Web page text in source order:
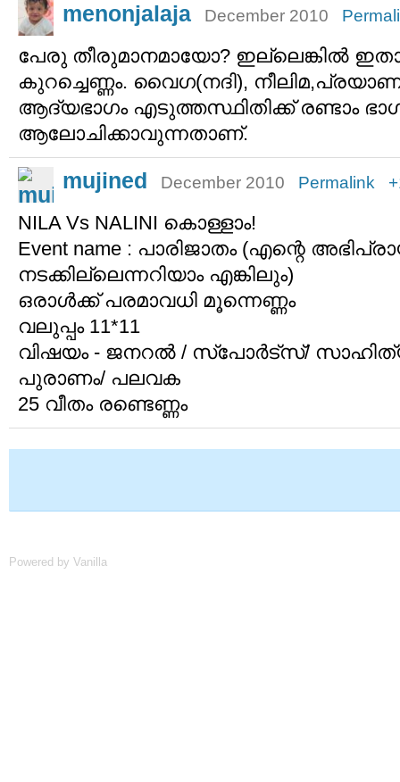
menonjalaja December 2010
പേരു തീരുമാനമായോ? ഇല്ലെങ്കില്‍ ഇതാ
കുറച്ചെണ്ണം. വൈഗ(നദി),
ആദ്യഭാഗം എടുത്തസ്ഥിതിക്ക് രണ്ടാം
ആലോചിക്കാവുന്നതാണ്.
mujined December 2010 Permalink
NILA Vs NALINI കൊള്ളാം!
Event name : പാരിജാതം (എന്റെ
നടക്കില്ലെന്നറിയാം എങ്കിലും)
ഒരാള്‍ക്ക് പരമാവധി മൂന്നെണ്ണം
വലുപ്പം 11*11
വിഷയം - ജനറല്‍ / സ്പോര്‍ട്സ്/
പുരാണം/ പലവക
25 വീതം രണ്ടെണ്ണം
Powered by Vanilla